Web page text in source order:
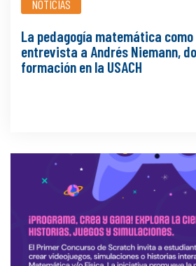
NOTICIAS
La pedagogía matemática
entrevista a Andrés Niemann,
formación en la USACH